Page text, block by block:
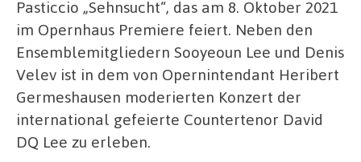
Pasticcio „Sehnsucht“, das am 8. Oktober 2021
im Opernhaus Premiere feiert. Neben den
Ensemblemitgliedern Sooyeoun Lee und Denis
Velev ist in dem von Opernintendant Heribert
Germeshausen moderierten Konzert der
international gefeierte Countertenor David
DQ Lee zu erleben.